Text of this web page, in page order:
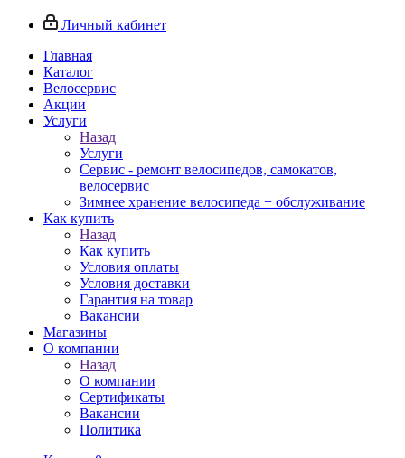
Личный кабинет
Главная
Каталог
Велосервис
Акции
Услуги
Назад
Услуги
Сервис - ремонт велосипедов, самокатов,
велосервис
Зимнее хранение велосипеда + обслуживание
Как купить
Назад
Как купить
Условия оплаты
Условия доставки
Гарантия на товар
Вакансии
Магазины
О компании
Назад
О компании
Сертификаты
Вакансии
Политика